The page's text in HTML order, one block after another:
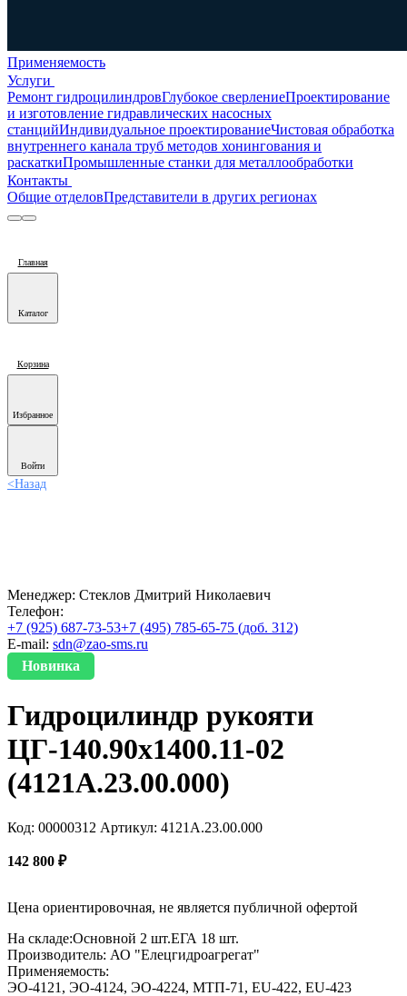
Применяемость
Услуги
Ремонт гидроцилиндровГлубокое сверлениеПроектирование
и изготовление гидравлических насосных
станцийИндивидуальное проектированиеЧистовая обработка
внутреннего канала труб методов хонингования и
раскаткиПромышленные станки для металлообработки
Контакты
Общие отделовПредставители в других регионах
Главная
Каталог
Корзина
Избранное
Войти
<Назад
Менеджер: Стеклов Дмитрий Николаевич
Телефон:
+7 (925) 687-73-53+7 (495) 785-65-75 (доб. 312)
E-mail: sdn@zao-sms.ru
Новинка
Гидроцилиндр рукояти
ЦГ-140.90х1400.11-02
(4121А.23.00.000)
Код: 00000312 Артикул: 4121А.23.00.000
142 800 ₽
Цена ориентировочная, не является публичной офертой
На складе:Основной 2 шт.ЕГА 18 шт.
Производитель: АО "Елецгидроагрегат"
Применяемость:
ЭО-4121 , ЭО-4124, ЭО-4224, МТП-71 , EU-422, EU-423